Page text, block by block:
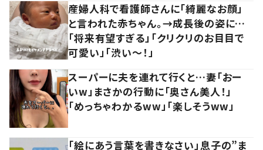
産婦人科で看護師さんに「綺麗なお顔」
と言われた赤ちゃん。→成長後の姿に…
「将来有望すぎる」「クリクリのお目目で
可愛い」「渋い～！」
スーパーに夫を連れて行くと…妻「おー
いw」まさかの行動に「奥さん美人！」
「めっちゃわかるww」「楽しそうww」
「絵にあう言葉を書きなさい」息子の”ま